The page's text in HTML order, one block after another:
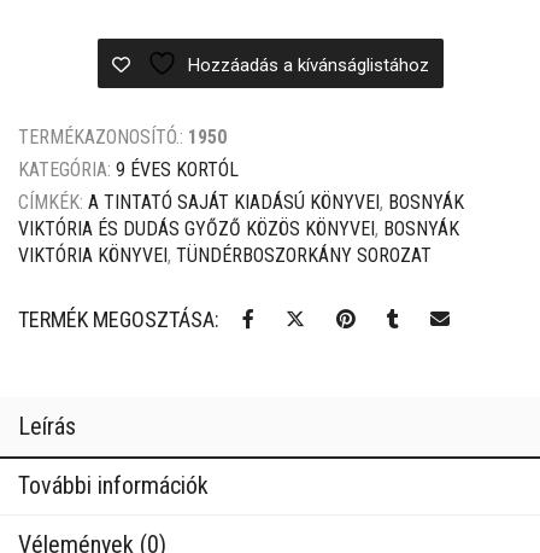
TERMÉKAZONOSÍTÓ.:
KATEGÓRIA:
9 ÉVES KORTÓL
CÍMKÉK:
A TINTATÓ SAJÁT KIADÁSÚ KÖNYVEI
BOSNYÁK
VIKTÓRIA ÉS DUDÁS GYŐZŐ KÖZÖS KÖNYVEI, BOSNYÁK
VIKTÓRIA KÖNYVEI,TÜNDÉRBOSZORKÁNY SOROZAT
TERMÉK MEGOSZTÁSA:
Leírás
További információk
Vélemények (0)